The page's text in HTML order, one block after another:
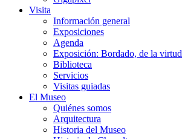
Visita
Información general
Exposiciones
Agenda
Exposición: Bordado, de la virtud
Biblioteca
Servicios
Visitas guiadas
El Museo
Quiénes somos
Arquitectura
Historia del Museo